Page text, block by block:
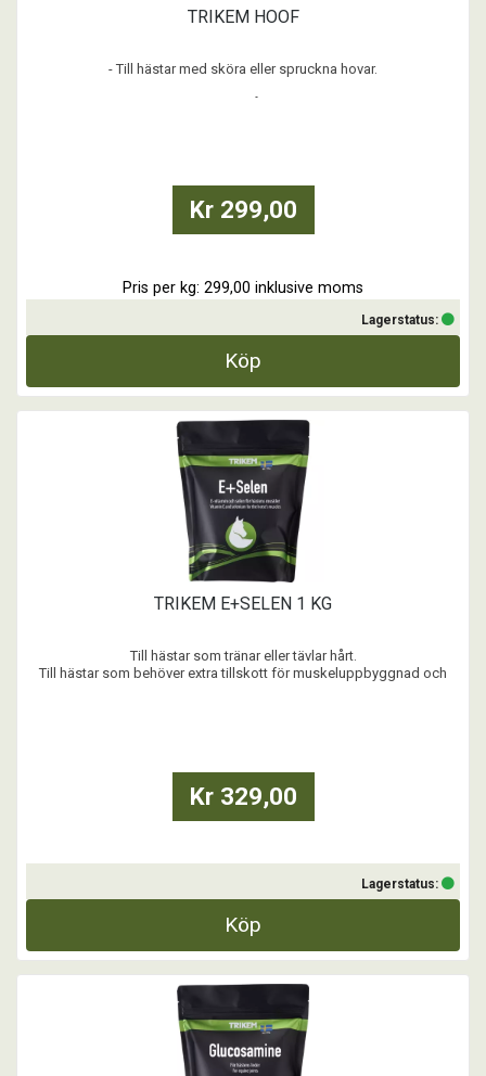
TRIKEM HOOF
- Till hästar med sköra eller spruckna hovar.
hovens uppbyggnad och struktur. Hoof bidrar till att öka hovhornets
tillväxt och ger hästen förutsättninga
Kr 299,00
Pris per kg: 299,00 inklusive moms
Lagerstatus:
Köp
TRIKEM E+SELEN 1 KG
Till hästar som tränar eller tävlar hårt.
Till hästar som behöver extra tillskott för muskeluppbyggnad och
Vad är E-plus?
E-plus är ett tillskott som består av vitamin E o ...
Kr 329,00
Lagerstatus:
Köp